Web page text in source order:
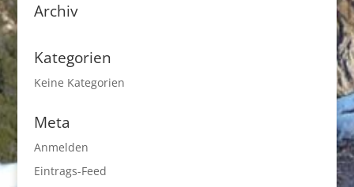
Archiv
Kategorien
Keine Kategorien
Meta
Anmelden
Eintrags-Feed